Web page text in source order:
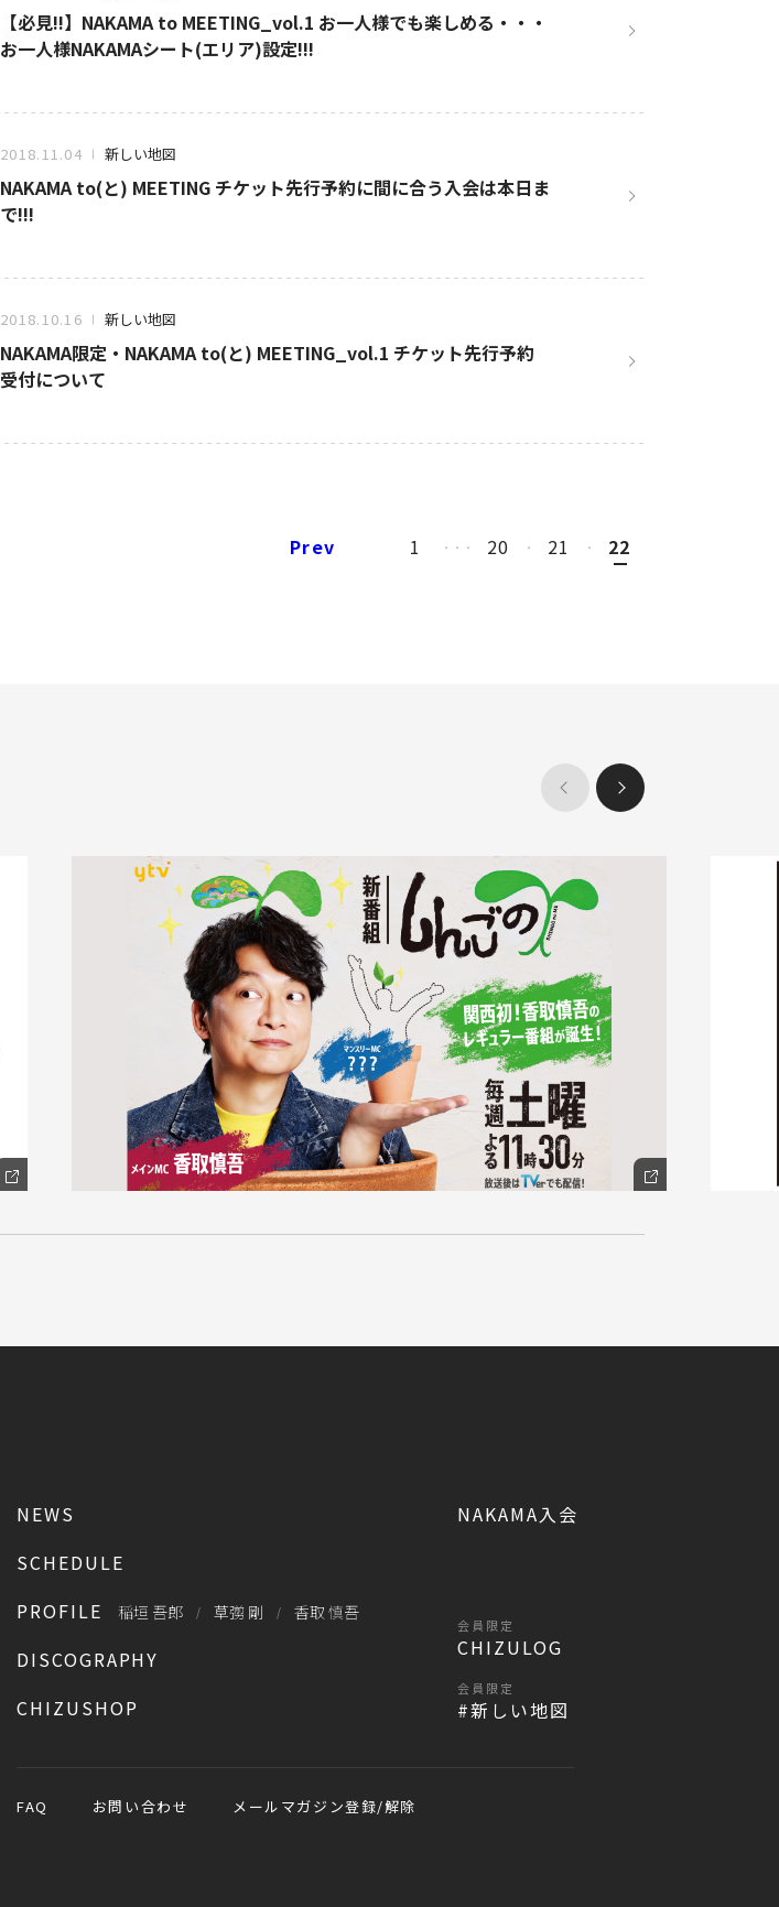
【必見!!】NAKAMA to MEETING_vol.1 お一人様でも楽しめる・・・
お一人様NAKAMAシート(エリア)設定!!!
2018.11.04 新しい地図
NAKAMA to(と) MEETING チケット先行予約に間に合う入会は本日ま
で!!!
2018.10.16 新しい地図
NAKAMA限定・NAKAMA to(と) MEETING_vol.1 チケット先行予約
受付について
Prev 1 20 21 22
NEWS
SCHEDULE
PROFILE
稲垣 吾郎 草彅 剛 香取 慎吾
DISCOGRAPHY
CHIZUSHOP
NAKAMA入会
会員限定
CHIZULOG
会員限定
#新しい地図
FAQ お問い合わせ メールマガジン登録/解除